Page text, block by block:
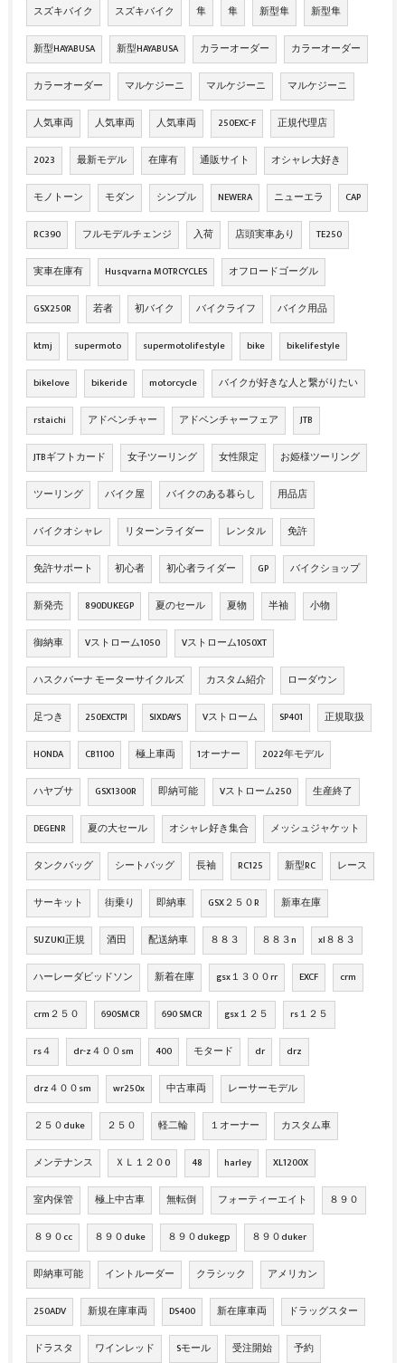
スズキバイク スズキバイク 隼 隼 新型隼 新型隼
新型HAYABUSA 新型HAYABUSA カラーオーダー カラーオーダー
カラーオーダー マルケジーニ マルケジーニ マルケジーニ
人気車両 人気車両 人気車両 250EXC-F 正規代理店
2023 最新モデル 在庫有 通販サイト オシャレ大好き
モノトーン モダン シンプル NEWERA ニューエラ CAP
RC390 フルモデルチェンジ 入荷 店頭実車あり TE250
実車在庫有 Husqvarna MOTRCYCLES オフロードゴーグル
GSX250R 若者 初バイク バイクライフ バイク用品
ktmj supermoto supermotolifestyle bike bikelifestyle
bikelove bikeride motorcycle バイクが好きな人と繋がりたい
rstaichi アドベンチャー アドベンチャーフェア JTB
JTBギフトカード 女子ツーリング 女性限定 お姫様ツーリング
ツーリング バイク屋 バイクのある暮らし 用品店
バイクオシャレ リターンライダー レンタル 免許
免許サポート 初心者 初心者ライダー GP バイクショップ
新発売 890DUKEGP 夏のセール 夏物 半袖 小物
御納車 Vストローム1050 Vストローム1050XT
ハスクバーナ モーターサイクルズ カスタム紹介 ローダウン
足つき 250EXCTPI SIXDAYS Vストローム SP401 正規取扱
HONDA CB1100 極上車両 1オーナー 2022年モデル
ハヤブサ GSX1300R 即納可能 Vストローム250 生産終了
DEGENR 夏の大セール オシャレ好き集合 メッシュジャケット
タンクバッグ シートバッグ 長袖 RC125 新型RC レース
サーキット 街乗り 即納車 GSX２５０R 新車在庫
SUZUKI正規 酒田 配送納車 ８８３ ８８３n xl８８３
ハーレーダビッドソン 新着在庫 gsx１３００rr EXCF crm
crm２５０ 690SMCR 690 SMCR gsx１２５ rs１２５
rs４ dr-z４００sm 400 モタード dr drz
drz４００sm wr250x 中古車両 レーサーモデル
２５０duke ２５０ 軽二輪 １オーナー カスタム車
メンテナンス ＸＬ１２０0 48 harley XL1200X
室内保管 極上中古車 無転倒 フォーティーエイト ８９０
８９０cc ８９０duke ８９０dukegp ８９０duker
即納車可能 イントルーダー クラシック アメリカン
250ADV 新規在庫車両 DS400 新在庫車両 ドラッグスター
ドラスタ ワインレッド Sモール 受注開始 予約